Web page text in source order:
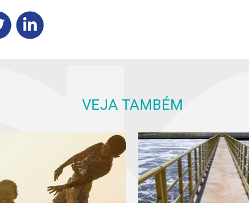
VEJA TAMBÉM